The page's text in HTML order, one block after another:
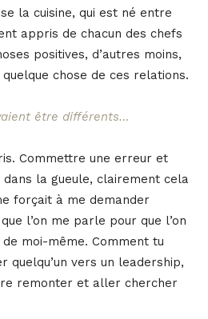
la cuisine, qui est né entre
appris de chacun des chefs
positives, d’autres moins,
chose de ces relations.
être différents…
Commettre une erreur et
la gueule, clairement cela
forçait à me demander
l’on me parle pour que l’on
moi-même. Comment tu
quelqu’un vers un leadership,
remonter et aller chercher